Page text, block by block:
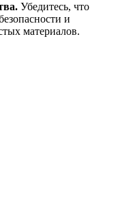
Убедитесь, что
и
материалов.